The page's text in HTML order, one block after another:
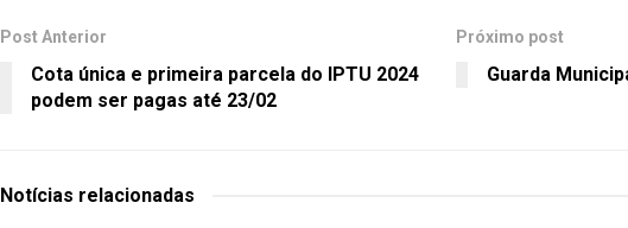
Post Anterior
Cota única e primeira parcela do IPTU 2024
podem ser pagas até 23/02
Próximo post
Guarda
Notícias relacionadas